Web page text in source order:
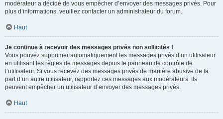
modérateur a décidé de vous empêcher d’envoyer des messages privés. Pour
plus d’informations, veuillez contacter un administrateur du forum.
Haut
Je continue à recevoir des messages privés non sollicités !
Vous pouvez supprimer automatiquement les messages privés d’un utilisateur
en utilisant les règles de messages depuis le panneau de contrôle de
l’utilisateur. Si vous recevez des messages privés de manière abusive de la
part d’un autre utilisateur, rapportez ces messages aux modérateurs. Ils
peuvent empêcher un utilisateur d’envoyer des messages privés.
Haut